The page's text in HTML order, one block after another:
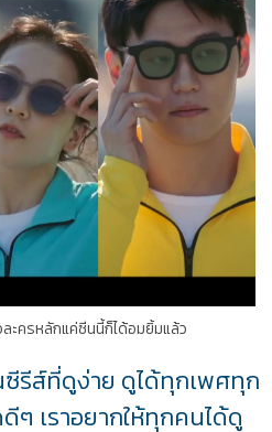
ะครหลักแค่ซีนนี้ก็ได้อมยิ้มแล้ว
ซีรีส์ที่ดูง่าย ดูได้ทุกเพศทุก
ๆ เราอยากให้ทุกคนได้ดู